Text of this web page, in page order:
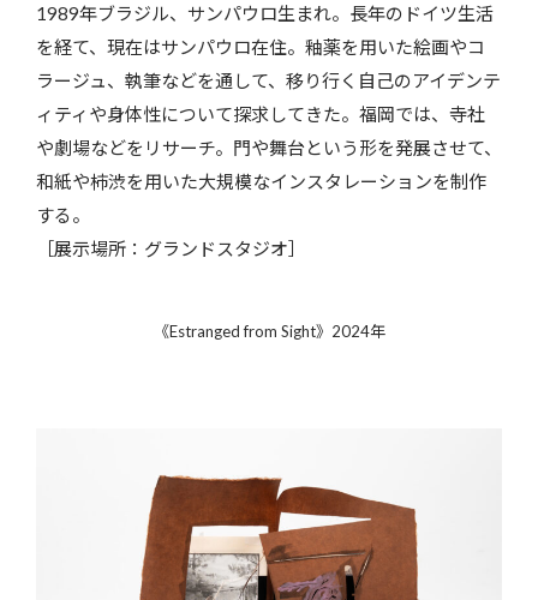
1989年ブラジル、サンパウロ生まれ。長年のドイツ生活
を経て、現在はサンパウロ在住。釉薬を用いた絵画やコ
ラージュ、執筆などを通して、移り行く自己のアイデンテ
ィティや身体性について探求してきた。福岡では、寺社
や劇場などをリサーチ。門や舞台という形を発展させて、
和紙や柿渋を用いた大規模なインスタレーションを制作
する。
［展示場所：グランドスタジオ］
《Estranged from Sight》2024年